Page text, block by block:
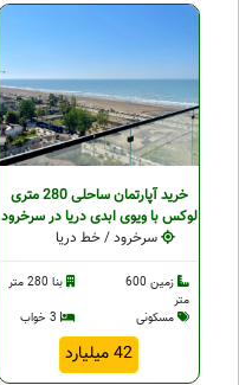
خرید آپارتمان ساحلی 280 متری
لوکس با ویوی ابدی دریا در سرخرود
سرخرود / خط دریا
زمین 600
متر
بنا 280 متر
مسکونی
42 میلیارد